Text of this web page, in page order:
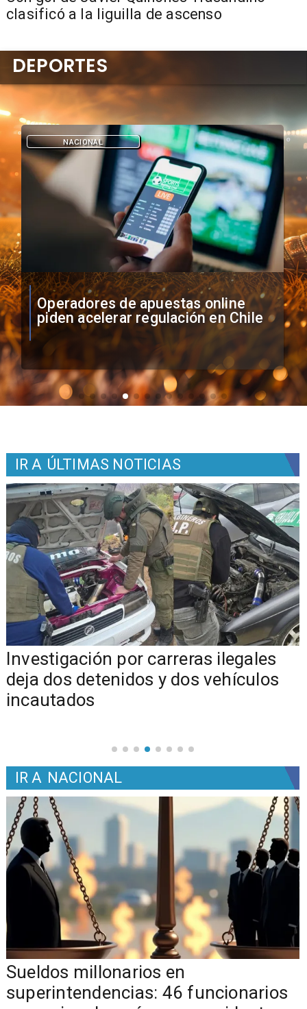
clasificó a la liguilla de ascenso
Fallece Lucy López Cruz, primera
medallista chilena en Juegos
Panamericanos
DEPORTES
DEPORTES
IR A ÚLTIMAS NOTICIAS
Investigación por carreras ilegales
deja dos detenidos y dos vehículos
incautados
IR A NACIONAL
Sueldos millonarios en
superintendencias: 46 funcionarios